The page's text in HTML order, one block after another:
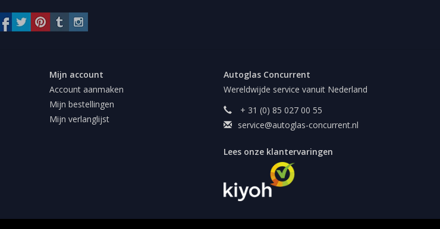
Mijn account
Account aanmaken
Mijn bestellingen
Mijn verlanglijst
Autoglas Concurrent
Wereldwijde service vanuit Nederland
+ 31 (0) 85 027 00 55
service@autoglas-concurrent.nl
Lees onze klantervaringen